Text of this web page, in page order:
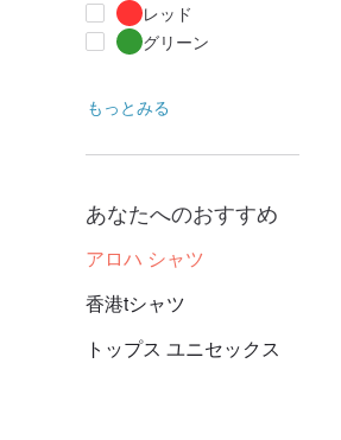
レッド
グリーン
もっとみる
あなたへのおすすめ
アロハ シャツ
香港tシャツ
トップス ユニセックス